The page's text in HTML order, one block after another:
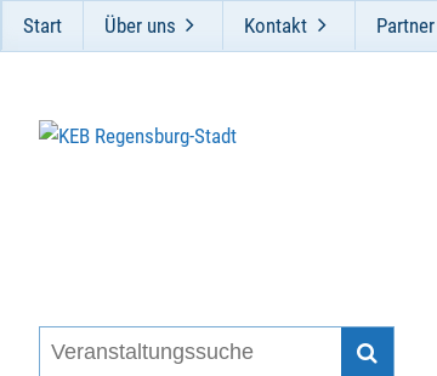
Start Über uns Kontakt Partner